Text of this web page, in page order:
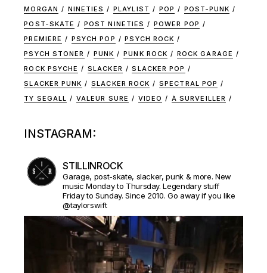
MORGAN
NINETIES PLAYLIST POP
POST-PUNK
POST-SKATE
POST NINETIES
POWER POP
PREMIERE
PSYCH POP
PSYCH ROCK
PSYCH STONER
PUNK PUNK ROCK
ROCK GARAGE
ROCK PSYCHE
SLACKER
SLACKER POP
SLACKER PUNK
SLACKER ROCK
SPECTRAL POP
TY SEGALL
VALEUR SURE VIDEO À SURVEILLER
INSTAGRAM:
STILLINROCK
Garage, post-skate, slacker, punk & more. New
music Monday to Thursday. Legendary stuff
Friday to Sunday. Since 2010. Go away if you like
@taylorswift